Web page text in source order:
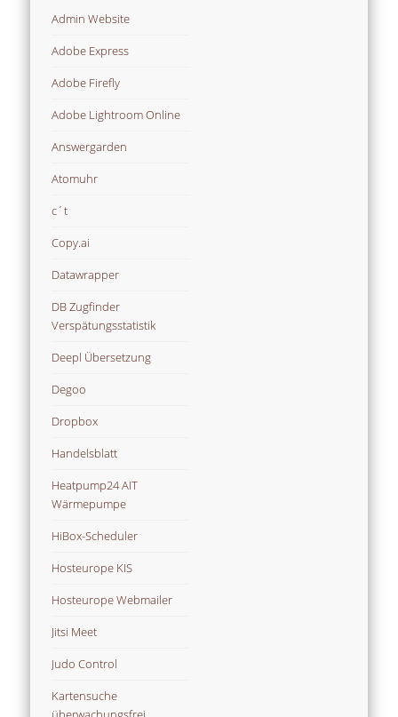
Admin Website
Adobe Express
Adobe Firefly
Adobe Lightroom Online
Answergarden
Atomuhr
c´t
Copy.ai
Datawrapper
DB Zugfinder
Verspätungsstatistik
Deepl Übersetzung
Degoo
Dropbox
Handelsblatt
Heatpump24 AIT
Wärmepumpe
HiBox-Scheduler
Hosteurope KIS
Hosteurope Webmailer
Jitsi Meet
Judo Control
Kartensuche